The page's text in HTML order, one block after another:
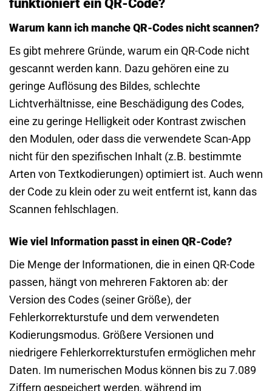
funktioniert ein QR-Code?
Warum kann ich manche QR-Codes nicht scannen?
Es gibt mehrere Gründe, warum ein QR-Code nicht
gescannt werden kann. Dazu gehören eine zu
geringe Auflösung des Bildes, schlechte
Lichtverhältnisse, eine Beschädigung des Codes,
eine zu geringe Helligkeit oder Kontrast zwischen
den Modulen, oder dass die verwendete Scan-App
nicht für den spezifischen Inhalt (z.B. bestimmte
Arten von Textkodierungen) optimiert ist. Auch wenn
der Code zu klein oder zu weit entfernt ist, kann das
Scannen fehlschlagen.
Wie viel Information passt in einen QR-Code?
Die Menge der Informationen, die in einen QR-Code
passen, hängt von mehreren Faktoren ab: der
Version des Codes (seiner Größe), der
Fehlerkorrekturstufe und dem verwendeten
Kodierungsmodus. Größere Versionen und
niedrigere Fehlerkorrekturstufen ermöglichen mehr
Daten. Im numerischen Modus können bis zu 7.089
Ziffern gespeichert werden, während im